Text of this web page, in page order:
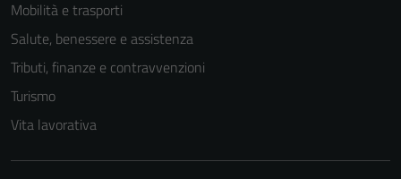
Mobilità e trasporti
Salute, benessere e assistenza
Tributi, finanze e contravvenzioni
Turismo
Vita lavorativa